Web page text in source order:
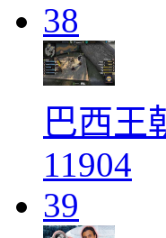
38
巴西王
11904
39